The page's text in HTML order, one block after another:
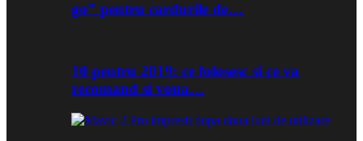
go” pentru cardurile de…
10 pentru 2019: ce folosesc si ce va
recomand si voua…